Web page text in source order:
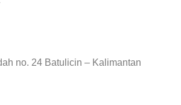
no. 24 Batulicin – Kalimantan